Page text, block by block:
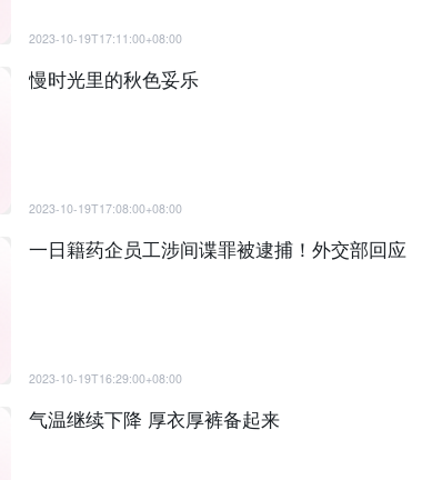
2023-10-19T17:11:00+08:00
慢时光里的秋色妥乐
2023-10-19T17:08:00+08:00
一日籍药企员工涉间谍罪被逮捕！外交部回应
2023-10-19T16:29:00+08:00
气温继续下降 厚衣厚裤备起来